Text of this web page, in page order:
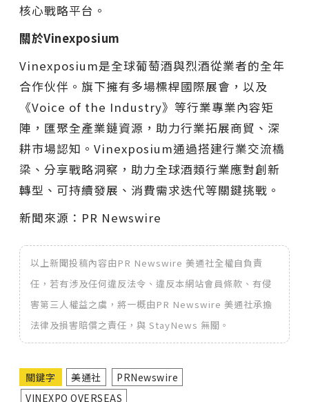
核心戰略平台。
關於Vinexposium
Vinexposium是全球葡萄酒與烈酒從業者的全年
合作伙伴。旗下擁有多場標桿國際展會，以及
《Voice of the Industry》等行業專業內容矩
陣，匯聚全產業鏈資源，助力行業拓展商貿、深
耕市場認知。Vinexposium通過搭建行業交流橋
梁、分享戰略洞察，助力全球酒類行業應對創新
轉型、可持續發展、消費需求迭代等關鍵挑戰。
新聞來源：PR Newswire
以上新聞投稿內容由PR Newswire 美通社全權自負責
任，若有涉及任何違反法令、違反本網站會員條款、有侵
害第三人權益之虞，將一概由PR Newswire 美通社承擔
法律及損害賠償之責任，與 StayNews 無關。
關鍵字 美通社
PRNewswire
VINEXPO OVERSEAS